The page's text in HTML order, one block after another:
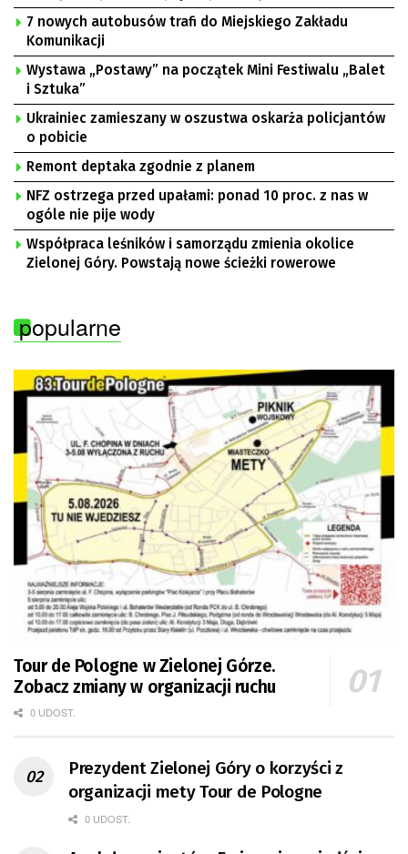
7 nowych autobusów trafi do Miejskiego Zakładu
Komunikacji
Wystawa „Postawy” na początek Mini Festiwalu „Balet
i Sztuka”
Ukrainiec zamieszany w oszustwa oskarża policjantów
o pobicie
Remont deptaka zgodnie z planem
NFZ ostrzega przed upałami: ponad 10 proc. z nas w
ogóle nie pije wody
Współpraca leśników i samorządu zmienia okolice
Zielonej Góry. Powstają nowe ścieżki rowerowe
popularne
Tour de Pologne w Zielonej Górze.
Zobacz zmiany w organizacji ruchu
0 UDOST.
Prezydent Zielonej Góry o korzyści z
organizacji mety Tour de Pologne
0 UDOST.